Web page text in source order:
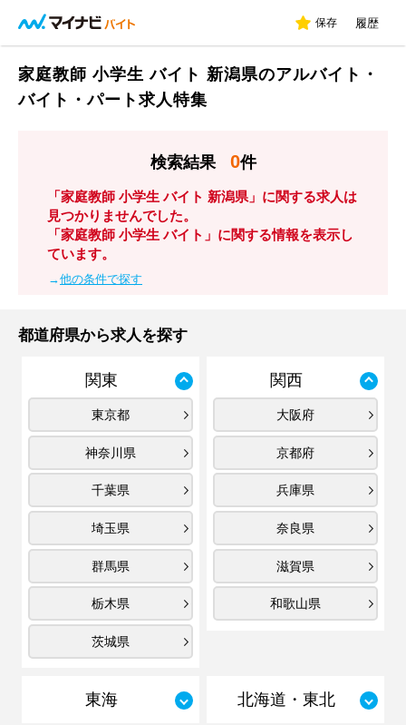
保存 履歴
家庭教師 小学生 バイト 新潟県のアルバイト・
バイト・パート求人特集
検索結果 0件
「家庭教師 小学生 バイト 新潟県」に関する求人は
見つかりませんでした。
「家庭教師 小学生 バイト」に関する情報を表示し
ています。
→他の条件で探す
都道府県から求人を探す
関東
東京都
神奈川県
千葉県
埼玉県
群馬県
栃木県
茨城県
関西
大阪府
京都府
兵庫県
奈良県
滋賀県
和歌山県
東海 北海道・東北